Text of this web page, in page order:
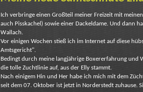
Ich verbringe einen Großteil meiner Freizeit mit
auch Pisskachel) sowie einer Dackeldame. Und dann
Wallach.
Vor einigen Wochen stieß ich im Internet auf diese
Amtsgericht".
Bedingt durch meine langjährige Boxererfahrung
die tolle Zuchtlinie auf, aus der Elly stammt.
Nach einigem Hin und Her habe ich mich mit dem
seit dem 07. Oktober ist jetzt in Norderstedt zuhause.